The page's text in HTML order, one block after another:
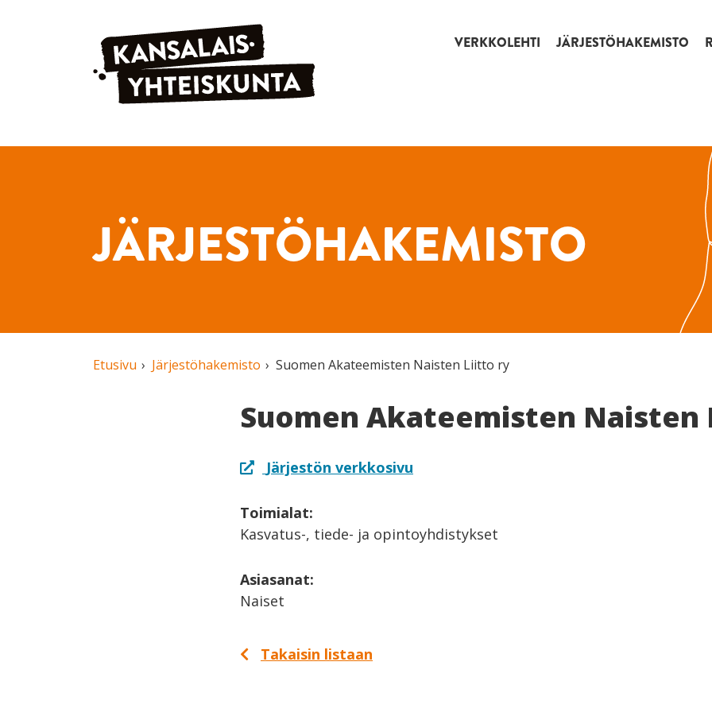
Siirry sisältöön VERKKOLEHTI JÄRJESTÖHAKEMISTO
JÄRJESTÖHAKEMISTO
Etusivu Järjestöhakemisto Suomen Akateemisten Naisten Liitto ry
Suomen Akateemisten
Järjestön verkkosivu
Toimialat:
Kasvatus-, tiede- ja opintoyhdistykset
Asiasanat:
Naiset
Takaisin listaan